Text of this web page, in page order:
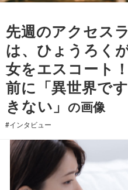
先週のアクセス
は、ひょうろく
女をエスコート
前に「異世界で
きない」の画像
#インタビュー